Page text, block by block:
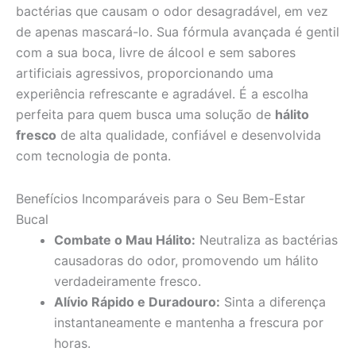
bactérias que causam o odor desagradável, em vez
de apenas mascará-lo. Sua fórmula avançada é gentil
com a sua boca, livre de álcool e sem sabores
artificiais agressivos, proporcionando uma
experiência refrescante e agradável. É a escolha
perfeita para quem busca uma solução de hálito
fresco de alta qualidade, confiável e desenvolvida
com tecnologia de ponta.
Benefícios Incomparáveis para o Seu Bem-Estar
Bucal
Combate o Mau Hálito: Neutraliza as bactérias
causadoras do odor, promovendo um hálito
verdadeiramente fresco.
Alívio Rápido e Duradouro: Sinta a diferença
instantaneamente e mantenha a frescura por
horas.